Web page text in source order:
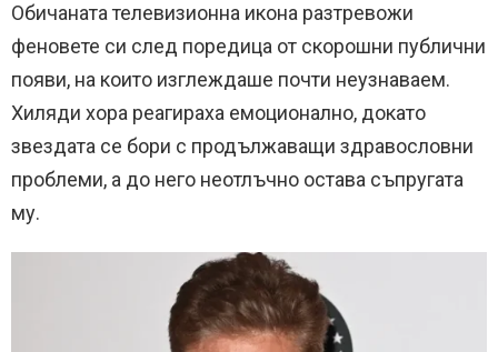
Обичаната телевизионна икона разтревожи
феновете си след поредица от скорошни публични
появи, на които изглеждаше почти неузнаваем.
Хиляди хора реагираха емоционално, докато
звездата се бори с продължаващи здравословни
проблеми, а до него неотлъчно остава съпругата
му.